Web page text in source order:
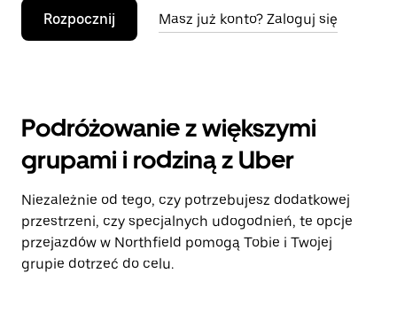
Rozpocznij Masz już konto? Zaloguj się
Podróżowanie z większymi
grupami i rodziną z Uber
Niezależnie od tego, czy potrzebujesz dodatkowej
przestrzeni, czy specjalnych udogodnień, te opcje
przejazdów w Northfield pomogą Tobie i Twojej
grupie dotrzeć do celu.